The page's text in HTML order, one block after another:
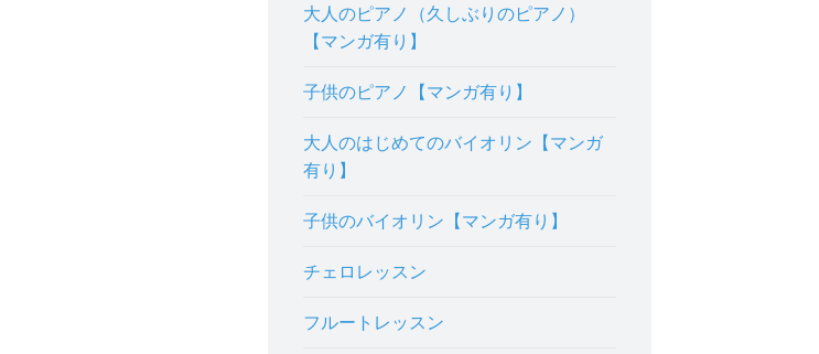
大人のピアノ（久しぶりのピアノ）
【マンガ有り】
子供のピアノ【マンガ有り】
大人のはじめてのバイオリン【マンガ
有り】
子供のバイオリン【マンガ有り】
チェロレッスン
フルートレッスン